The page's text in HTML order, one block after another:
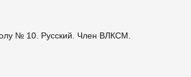
№ 10. Русский. Член ВЛКСМ.